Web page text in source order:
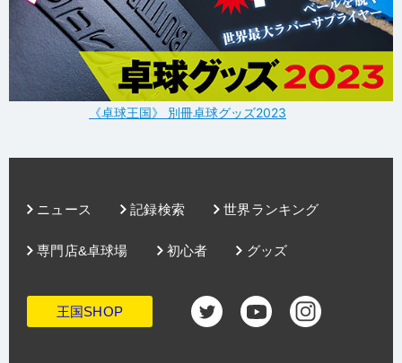
《卓球王国》 別冊卓球グッズ2023
ニュース 記録検索 世界ランキング
グッズ
専門店&卓球場 初心者
王国SHOP